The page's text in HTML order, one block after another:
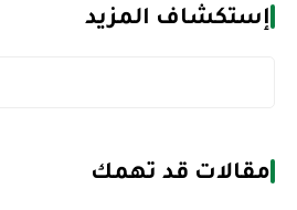
إستكشاف المزيد
مقالات قد تهمك